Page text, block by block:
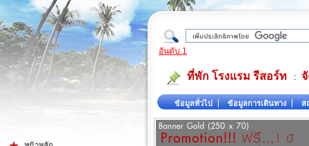
อันดับ 1
ที่พัก โรงแรม รีสอร์ท :
ข้อมูลทั่วไป ข้อมูลการเดินทาง ส